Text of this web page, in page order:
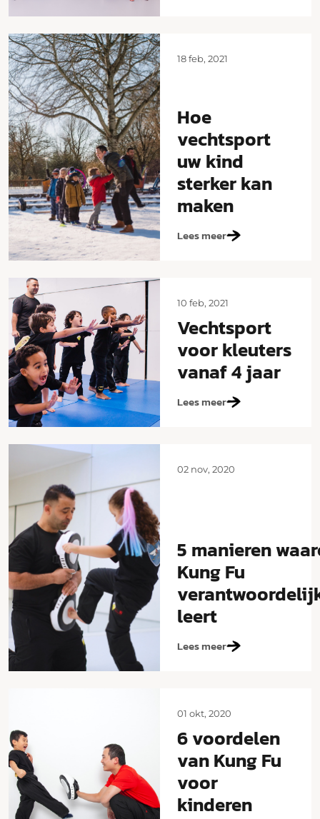
18 feb, 2021
Hoe
vechtsport
uw kind
sterker kan
maken
Lees meer
10 feb, 2021
Vechtsport
voor kleuters
vanaf 4 jaar
Lees meer
02 nov, 2020
5 manieren
Kung Fu
leert
Lees meer
01 okt, 2020
6 voordelen
van Kung Fu
voor
kinderen